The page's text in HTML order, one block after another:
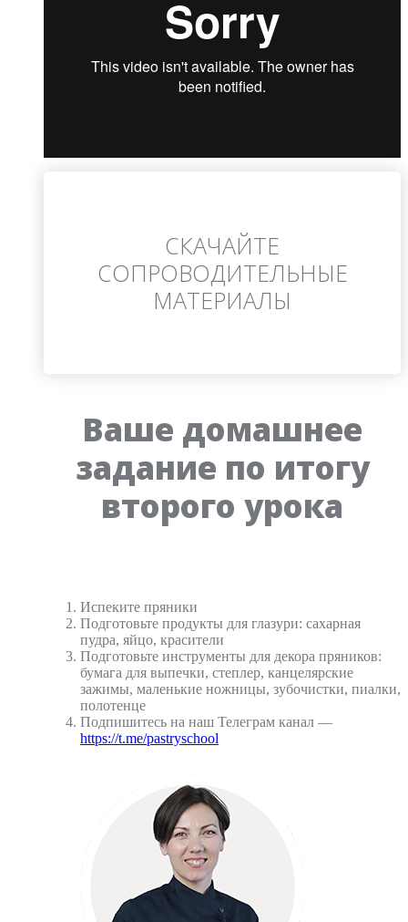
СКАЧАЙТЕ
СОПРОВОДИТЕЛЬНЫЕ
МАТЕРИАЛЫ
Ваше домашнее
задание по итогу
второго урока
Испеките пряники
Подготовьте продукты для глазури: сахарная
пудра, яйцо, красители
Подготовьте инструменты для декора пряников:
бумага для выпечки, степлер, канцелярские
зажимы, маленькие ножницы, зубочистки, пиалки,
полотенце
Подпишитесь на наш Телеграм канал —
https://t.me/pastryschool